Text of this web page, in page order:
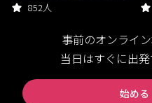
852人
事前のオンライ
当日はすぐに出
始める